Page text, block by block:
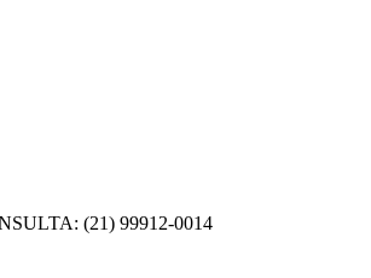
(21) 99912-0014